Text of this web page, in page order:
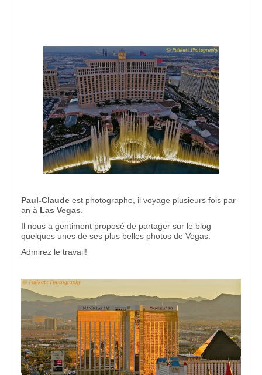
Paul-Claude est photographe, il voyage plusieurs fois par
an à Las Vegas
Il nous a gentiment proposé de partager sur le blog
quelques unes de ses plus belles photos de Vegas.
Admirez le travail!